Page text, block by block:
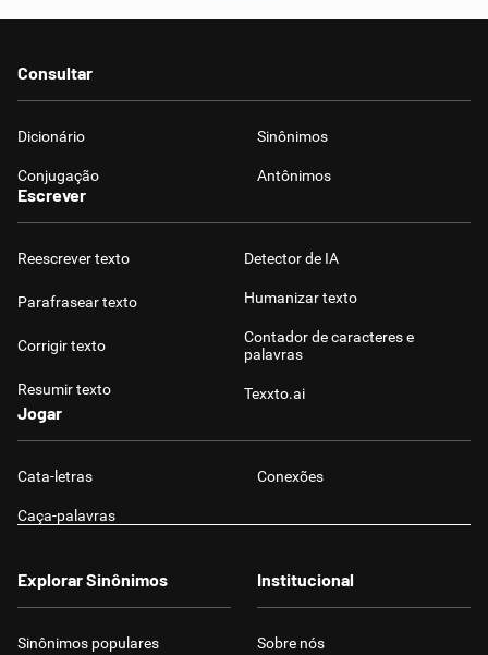
Consultar
Dicionário Sinônimos
Conjugação Antônimos
Escrever
Reescrever texto
Parafrasear texto
Corrigir texto
Resumir texto
Detector de IA
Humanizar texto
Contador de caracteres e
palavras
Texxto.ai
Jogar
Cata-letras Conexões
Caça-palavras
Explorar Sinônimos
Sinônimos populares
Institucional
Sobre nós